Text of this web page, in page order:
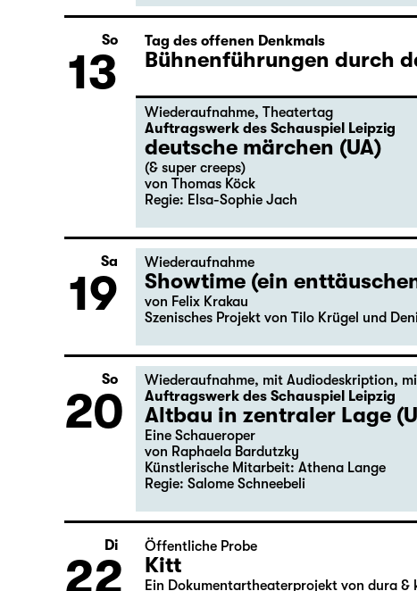
So
13
Tag des offenen Denkmals
Bühnenführungen durch
Wiederaufnahme, Theatertag
Auftragswerk des Schauspiel Leipzig
deutsche märchen (UA)
(& super creeps)
von Thomas Köck
Regie: Elsa-Sophie Jach
Sa
19
Wiederaufnahme
Showtime (ein
von Felix Krakau
Szenisches Projekt von Tilo Krügel und
So
20
Wiederaufnahme, mit Audiodeskription,
Auftragswerk des Schauspiel Leipzig
Altbau in zentraler Lage
Eine Schaueroper
von Raphaela Bardutzky
Künstlerische Mitarbeit: Athena Lange
Regie: Salome Schneebeli
Di
22
Öffentliche Probe
Kitt
Ein Dokumentartheaterprojekt von dura &